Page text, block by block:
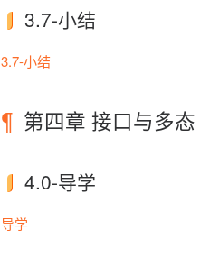
3.7-小结
3.7-小结
第四章 接口与多态
4.0-导学
导学